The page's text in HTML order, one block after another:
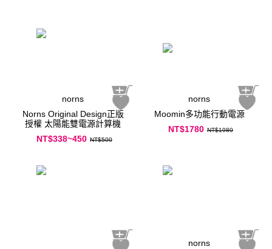
norns
Norns Original Design正版
授權 太陽能雙電源計算機
NT$338~450 NT$500
norns
Moomin多功能行動電源
NT$1780 NT$1980
norns